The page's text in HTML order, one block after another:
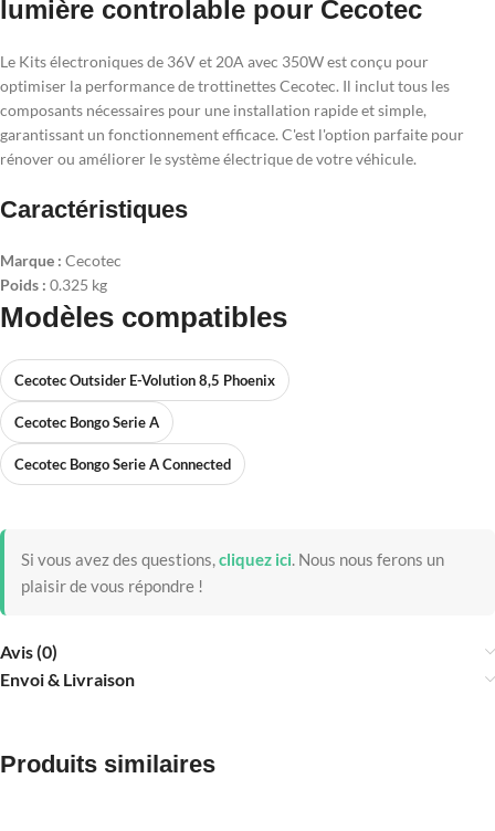
lumière controlable pour Cecotec
Le Kits électroniques de 36V et 20A avec 350W est conçu pour
optimiser la performance de trottinettes Cecotec. Il inclut tous les
composants nécessaires pour une installation rapide et simple,
garantissant un fonctionnement efficace. C'est l'option parfaite pour
rénover ou améliorer le système électrique de votre véhicule.
Caractéristiques
Marque : Cecotec
Poids : 0.325 kg
Modèles compatibles
Cecotec Outsider E-Volution 8,5 Phoenix
Cecotec Bongo Serie A
Cecotec Bongo Serie A Connected
Si vous avez des questions,cliquez ici. Nous nous ferons un
plaisir de vous répondre !
Avis (0)
Envoi & Livraison
Produits similaires